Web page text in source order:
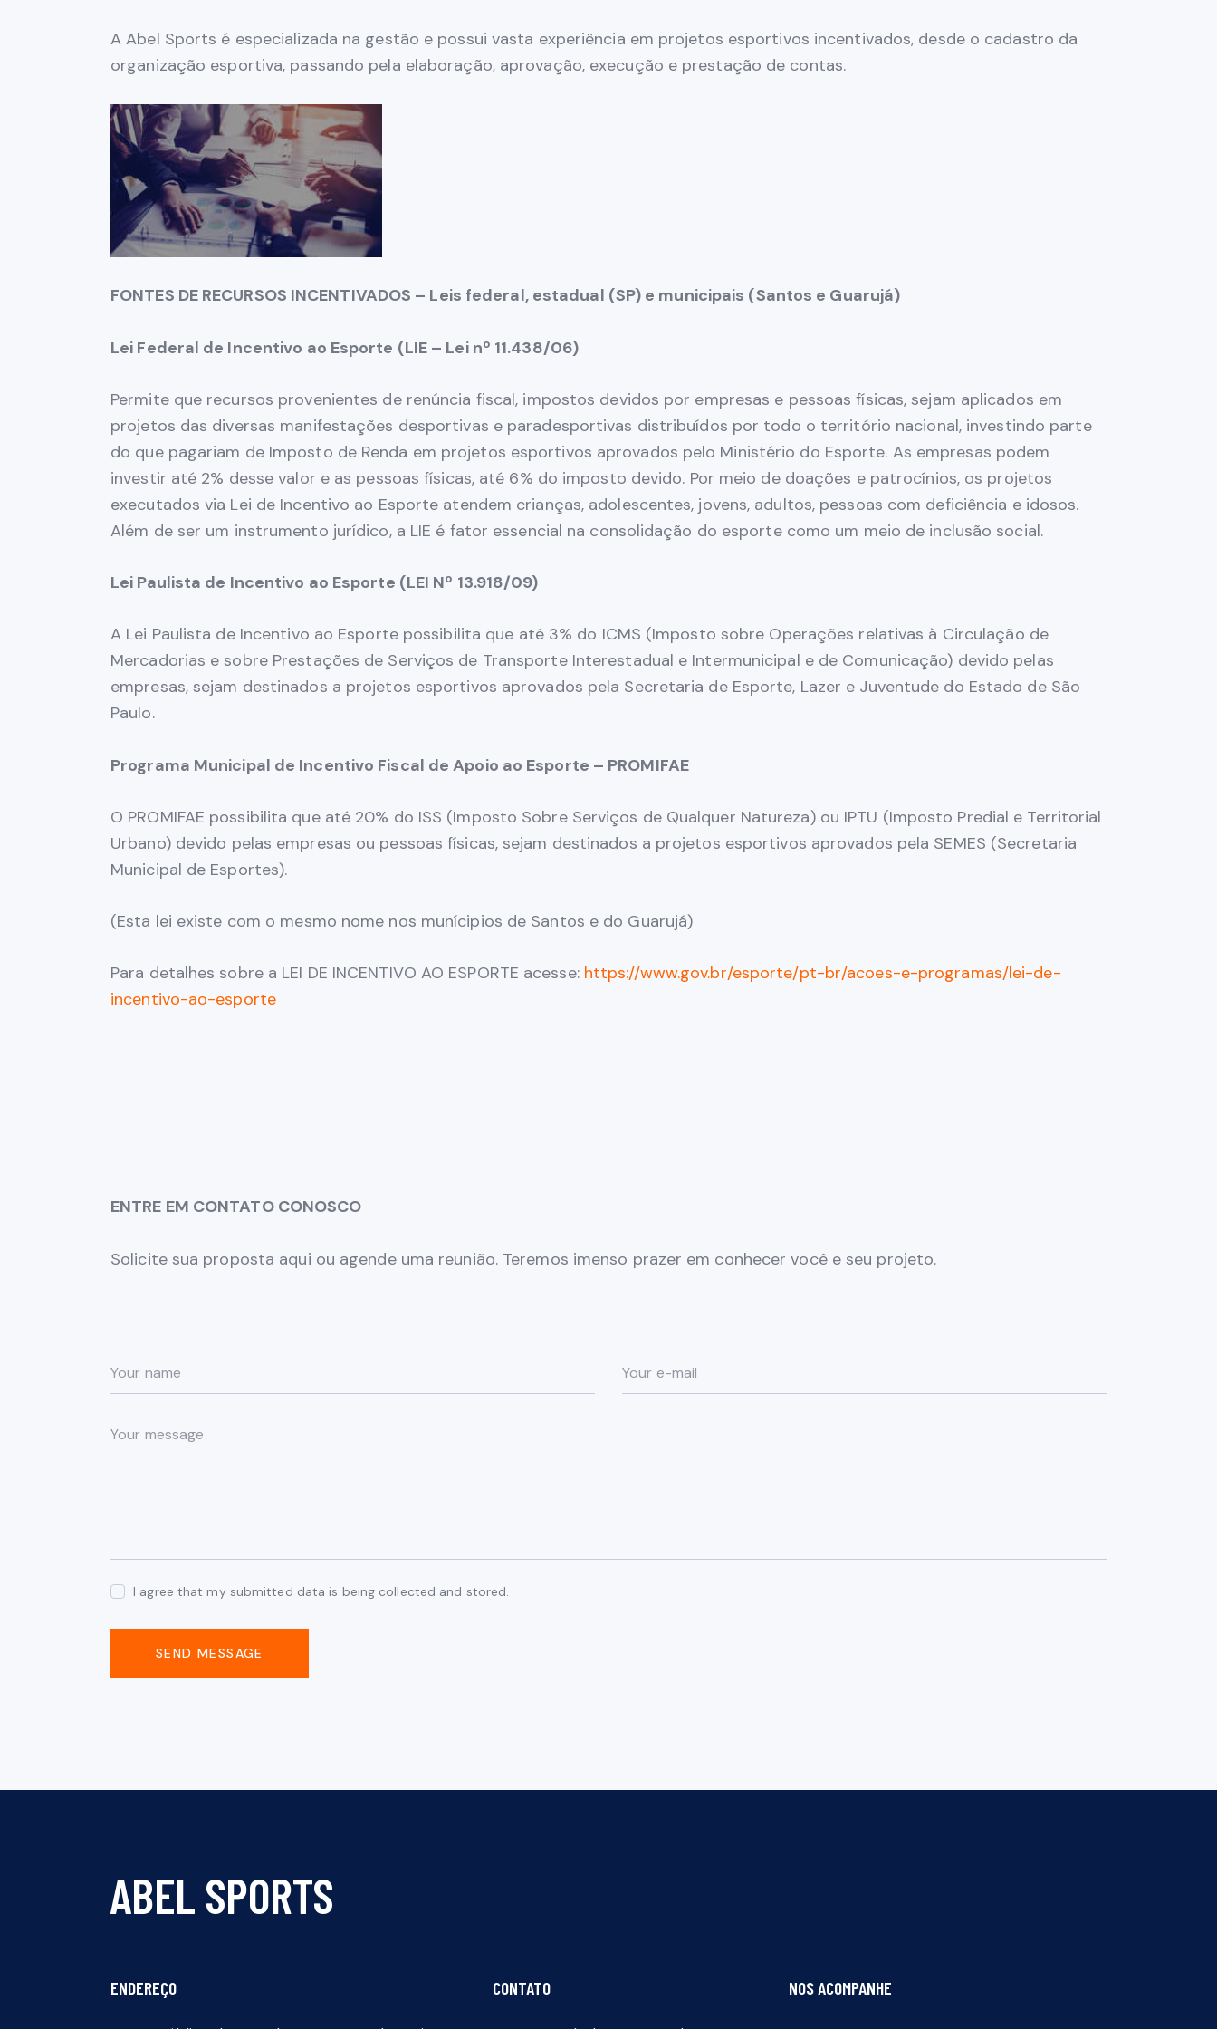
A Abel Sports é especializada na gestão e possui vasta experiência em projetos esportivos incentivados, desde o cadastro da
organização esportiva, passando pela elaboração, aprovação, execução e prestação de contas.
FONTES DE RECURSOS INCENTIVADOS – Leis federal, estadual (SP) e municipais (Santos e Guarujá)
Lei Federal de Incentivo ao Esporte (LIE – Lei nº 11.438/06)
Permite que recursos provenientes de renúncia fiscal, impostos devidos por empresas e pessoas físicas, sejam aplicados em
projetos das diversas manifestações desportivas e paradesportivas distribuídos por todo o território nacional, investindo parte
do que pagariam de Imposto de Renda em projetos esportivos aprovados pelo Ministério do Esporte. As empresas podem
investir até 2% desse valor e as pessoas físicas, até 6% do imposto devido. Por meio de doações e patrocínios, os projetos
executados via Lei de Incentivo ao Esporte atendem crianças, adolescentes, jovens, adultos, pessoas com deficiência e idosos.
Além de ser um instrumento jurídico, a LIE é fator essencial na consolidação do esporte como um meio de inclusão social.
Lei Paulista de Incentivo ao Esporte (LEI Nº 13.918/09)
A Lei Paulista de Incentivo ao Esporte possibilita que até 3% do ICMS (Imposto sobre Operações relativas à Circulação de
Mercadorias e sobre Prestações de Serviços de Transporte Interestadual e Intermunicipal e de Comunicação) devido pelas
empresas, sejam destinados a projetos esportivos aprovados pela Secretaria de Esporte, Lazer e Juventude do Estado de São
Paulo.
Programa Municipal de Incentivo Fiscal de Apoio ao Esporte – PROMIFAE
O PROMIFAE possibilita que até 20% do ISS (Imposto Sobre Serviços de Qualquer Natureza) ou IPTU (Imposto Predial e Territorial
Urbano) devido pelas empresas ou pessoas físicas, sejam destinados a projetos esportivos aprovados pela SEMES (Secretaria
Municipal de Esportes).
(Esta lei existe com o mesmo nome nos munícipios de Santos e do Guarujá)
Para detalhes sobre a LEI DE INCENTIVO AO ESPORTE acesse: https://www.gov.br/esporte/pt-br/acoes-e-programas/lei-de-
incentivo-ao-esporte
ENTRE EM CONTATO CONOSCO
Solicite sua proposta aqui ou agende uma reunião. Teremos imenso prazer em conhecer você e seu projeto.
I agree that my submitted data is being collected and stored.
SEND MESSAGE
ABEL SPORTS
ENDEREÇO CONTATO NOS ACOMPANHE